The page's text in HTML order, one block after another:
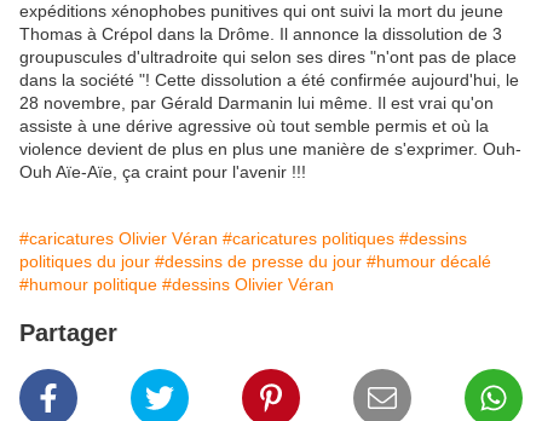
expéditions xénophobes punitives qui ont suivi la mort du jeune
Thomas à Crépol dans la Drôme. Il annonce la dissolution de 3
groupuscules d'ultradroite qui selon ses dires "n'ont pas de place
dans la société "! Cette dissolution a été confirmée aujourd'hui, le
28 novembre, par Gérald Darmanin lui même. Il est vrai qu'on
assiste à une dérive agressive où tout semble permis et où la
violence devient de plus en plus une manière de s'exprimer. Ouh-
Ouh Aïe-Aïe, ça craint pour l'avenir !!!
#caricatures Olivier Véran #caricatures politiques #dessins
politiques du jour #dessins de presse du jour #humour décalé
#humour politique #dessins Olivier Véran
Partager